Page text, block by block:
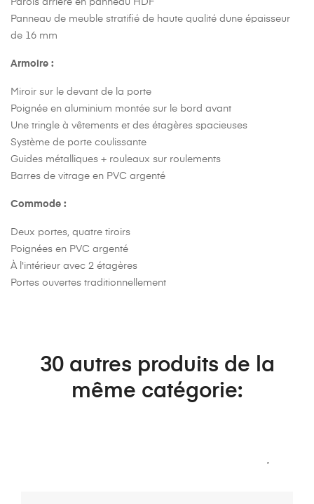
Panneau de meuble stratifié de haute qualité dune épaisseur
de 16 mm
Armoire :
Miroir sur le devant de la porte
Poignée en aluminium montée sur le bord avant
Une tringle à vêtements et des étagères spacieuses
Système de porte coulissante
Guides métalliques + rouleaux sur roulements
Barres de vitrage en PVC argenté
Commode :
Deux portes, quatre tiroirs
Poignées en PVC argenté
À l'intérieur avec 2 étagères
Portes ouvertes traditionnellement
30 autres produits de la
même catégorie: